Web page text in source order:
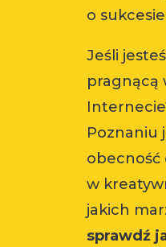
o
Jeśli
pragnącą
Poznaniu
obecność
w
jakich
sprawdź